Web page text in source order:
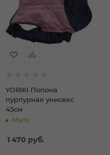
YORIKI Попона
пурпурная унисекс
45см
Мало
1 470 руб.